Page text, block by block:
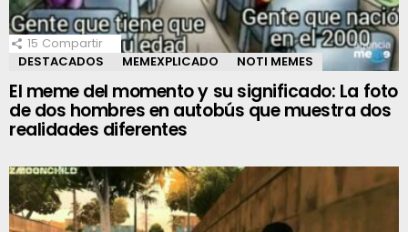
15 Compartir
DESTACADOS
MEMEXPLICADO NOTI MEMES
El meme del momento y su significado: La foto
de dos hombres en autobús que muestra dos
realidades diferentes